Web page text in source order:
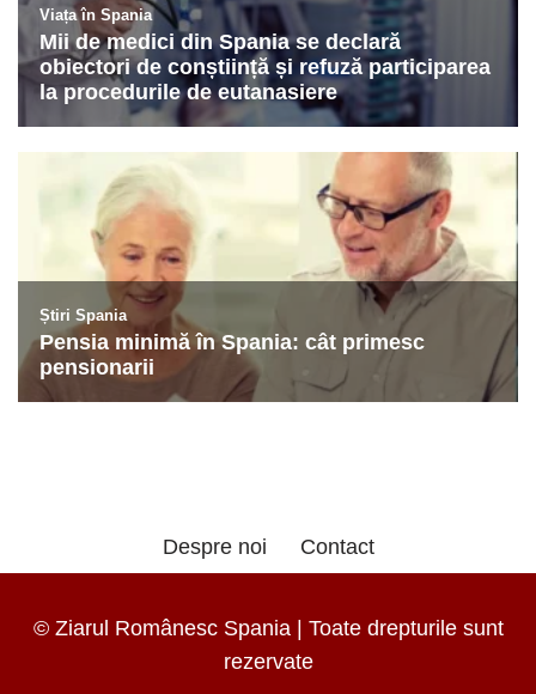
Despre noi Contact
© Ziarul Românesc Spania | Toate drepturile sunt
rezervate